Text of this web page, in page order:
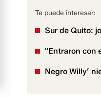
Te puede interesar:
Sur de Quito:
"Entraron con
Negro Willy’